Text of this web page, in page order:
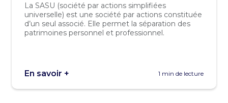
La SASU (société par actions simplifiées
universelle) est une société par actions constituée
d’un seul associé. Elle permet la séparation des
patrimoines personnel et professionnel.
En savoir + 1 min de lecture